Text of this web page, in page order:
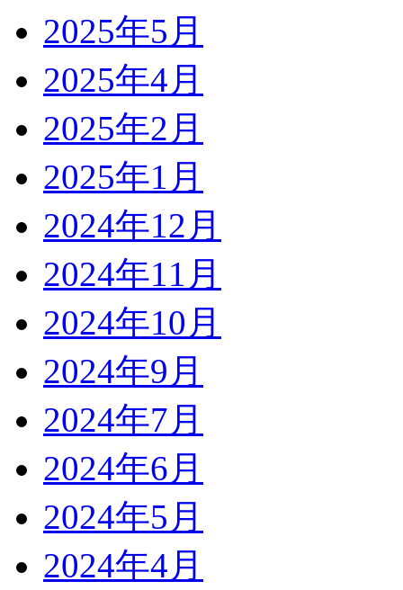
2025年5月
2025年4月
2025年2月
2025年1月
2024年12月
2024年11月
2024年10月
2024年9月
2024年7月
2024年6月
2024年5月
2024年4月